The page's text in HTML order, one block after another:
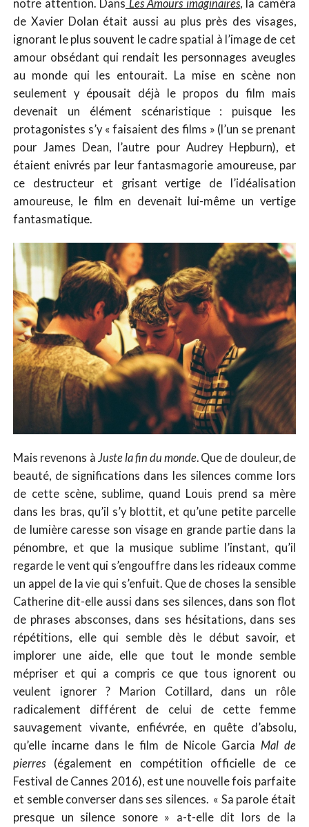
notre attention. Dans Les Amours imaginaires, la caméra
de Xavier Dolan était aussi au plus près des visages,
ignorant le plus souvent le cadre spatial à l’image de cet
amour obsédant qui rendait les personnages aveugles
au monde qui les entourait. La mise en scène non
seulement y épousait déjà le propos du film mais
devenait un élément scénaristique : puisque les
protagonistes s’y « faisaient des films » (l’un se prenant
pour James Dean, l’autre pour Audrey Hepburn), et
étaient enivrés par leur fantasmagorie amoureuse, par
ce destructeur et grisant vertige de l’idéalisation
amoureuse, le film en devenait lui-même un vertige
fantasmatique.
Mais revenons à Juste la fin du monde. Que de douleur, de
beauté, de significations dans les silences comme lors
de cette scène, sublime, quand Louis prend sa mère
dans les bras, qu’il s’y blottit, et qu’une petite parcelle
de lumière caresse son visage en grande partie dans la
pénombre, et que la musique sublime l’instant, qu’il
regarde le vent qui s’engouffre dans les rideaux comme
un appel de la vie qui s’enfuit. Que de choses la sensible
Catherine dit-elle aussi dans ses silences, dans son flot
de phrases absconses, dans ses hésitations, dans ses
répétitions, elle qui semble dès le début savoir, et
implorer une aide, elle que tout le monde semble
mépriser et qui a compris ce que tous ignorent ou
veulent ignorer ? Marion Cotillard, dans un rôle
radicalement différent de celui de cette femme
sauvagement vivante, enfiévrée, en quête d’absolu,
qu’elle incarne dans le film de Nicole Garcia Mal de
pierres (également en compétition officielle de ce
Festival de Cannes 2016), est une nouvelle fois parfaite
et semble converser dans ses silences. « Sa parole était
presque un silence sonore » a-t-elle dit lors de la